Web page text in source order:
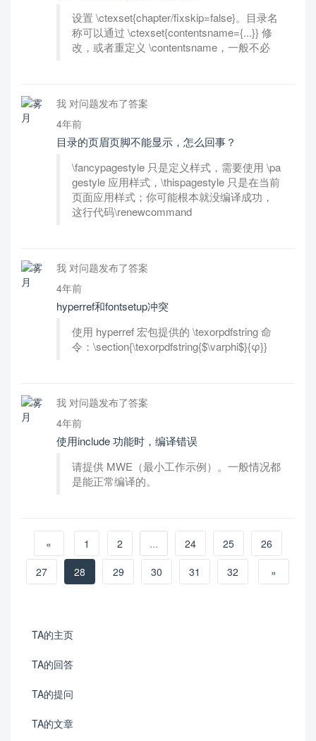
设置 \ctexset{chapter/fixskip=false}。目录名
称可以通过 \ctexset{contentsname={...}} 修
改，或者重定义 \contentsname，一般不必
我 对问题发布了答案
4年前
目录的页眉页脚不能显示，怎么回事？
\fancypagestyle 只是定义样式，需要使用 \pa
gestyle 应用样式，\thispagestyle 只是在当前
页面应用样式；你可能根本就没编译成功，
这行代码\renewcommand
我 对问题发布了答案
4年前
hyperref和fontsetup冲突
使用 hyperref 宏包提供的 \texorpdfstring 命
令：\section{\texorpdfstring{$\varphi$}{φ}}
我 对问题发布了答案
4年前
使用include 功能时，编译错误
请提供 MWE（最小工作示例）。一般情况都
是能正常编译的。
« 1 2 ... 24 25
26
27
28 29 30 31 32 »
TA的主页
TA的回答
TA的提问
TA的文章